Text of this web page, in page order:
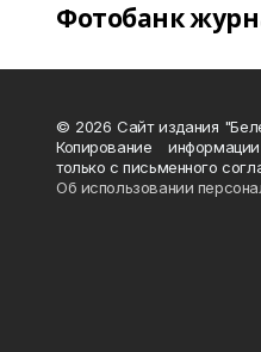
Фотобанк
© 2026 Сайт издания
Копирование
только с письменного
Об использовании